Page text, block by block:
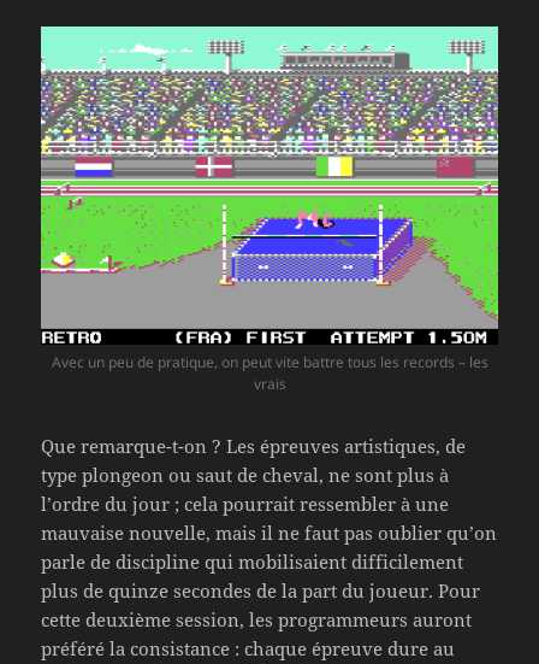
Avec un peu de pratique, on peut vite battre tous les records – les
vrais
Que remarque-t-on ? Les épreuves artistiques, de
type plongeon ou saut de cheval, ne sont plus à
l’ordre du jour ; cela pourrait ressembler à une
mauvaise nouvelle, mais il ne faut pas oublier qu’on
parle de discipline qui mobilisaient difficilement
plus de quinze secondes de la part du joueur. Pour
cette deuxième session, les programmeurs auront
préféré la consistance : chaque épreuve dure au